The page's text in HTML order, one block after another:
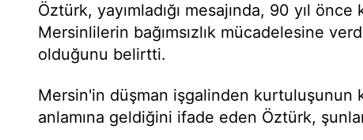
Öztürk, yayımladığı mesajında, 90 yıl önce
Mersinlilerin bağımsızlık mücadelesine
olduğunu belirtti.
Mersin'in düşman işgalinden kurtuluşunun
anlamına geldiğini ifade eden Öztürk,